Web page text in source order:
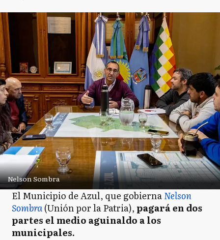
Nelson Sombra
El Municipio de Azul, que gobiernaNelson
Sombra(Unión por la Patria), pagará en dos
partes el medio aguinaldo a los
municipales.